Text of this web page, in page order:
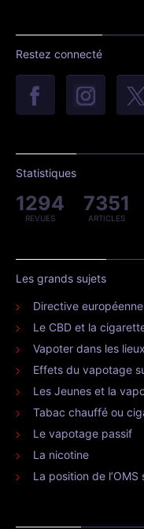
Restez connecté
Statistiques
1294
REVUES
7351
ARTICLES
Les grands sujets
Directive
Le CBD et la
Vapoter dans les
Effets du vapotage
Les Jeunes et la
Tabac chauffé ou
Le vapotage passif
La nicotine
La position de